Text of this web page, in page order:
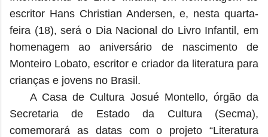
escritor Hans Christian Andersen, e, nesta quarta-
feira (18), será o Dia Nacional do Livro Infantil, em
homenagem ao aniversário de nascimento de
Monteiro Lobato, escritor e criador da literatura para
crianças e jovens no Brasil.
A Casa de Cultura Josué Montello, órgão da
Secretaria de Estado da Cultura (Secma),
comemorará as datas com o projeto “Literatura